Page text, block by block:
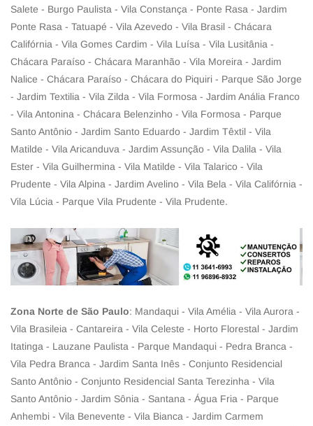
Salete - Burgo Paulista - Vila Constança - Ponte Rasa - Jardim
Ponte Rasa - Tatuapé - Vila Azevedo - Vila Brasil - Chácara
Califórnia - Vila Gomes Cardim - Vila Luísa - Vila Lusitânia -
Chácara Paraíso - Chácara Maranhão - Vila Moreira - Jardim
Nalice - Chácara Paraíso - Chácara do Piquiri - Parque São Jorge
- Jardim Textilia - Vila Zilda - Vila Formosa - Jardim Anália Franco
- Vila Antonina - Chácara Belenzinho - Vila Formosa - Parque
Santo Antônio - Jardim Santo Eduardo - Jardim Têxtil - Vila
Matilde - Vila Aricanduva - Jardim Assunção - Vila Dalila - Vila
Ester - Vila Guilhermina - Vila Matilde - Vila Talarico - Vila
Prudente - Vila Alpina - Jardim Avelino - Vila Bela - Vila Califórnia -
Vila Lúcia - Parque Vila Prudente - Vila Prudente.
Zona Norte de São Paulo: Mandaqui - Vila Amélia - Vila Aurora -
Vila Brasileia - Cantareira - Vila Celeste - Horto Florestal - Jardim
Itatinga - Lauzane Paulista - Parque Mandaqui - Pedra Branca -
Vila Pedra Branca - Jardim Santa Inês - Conjunto Residencial
Santo Antônio - Conjunto Residencial Santa Terezinha - Vila
Santo Antônio - Jardim Sônia - Santana - Água Fria - Parque
Anhembi - Vila Benevente - Vila Bianca - Jardim Carmem